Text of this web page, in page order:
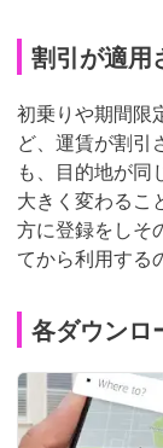
割引が適用
初乗りや期間限
ど、運賃が割引
も、目的地が同
大きく変わるこ
方に登録をしそ
てから利用す
各ダウンロ